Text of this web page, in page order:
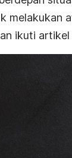
melakukan
ikuti artikel